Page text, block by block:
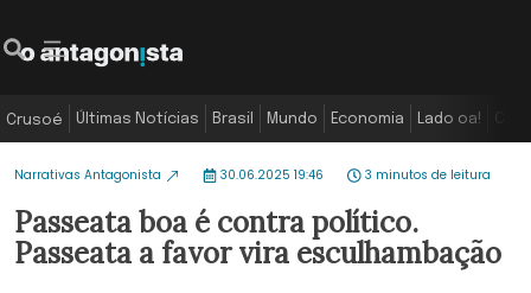
Crusoé Últimas Notícias Brasil Mundo Economia Lado oa!
Narrativas Antagonista 30.06.2025 19:46 3 minutos de leitura
Passeata boa é contra político.
Passeata a favor vira esculhambação